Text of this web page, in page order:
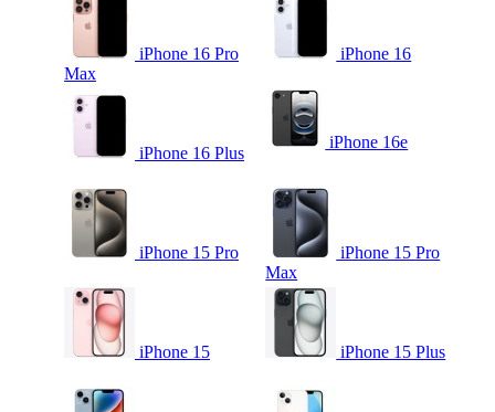
iPhone 16 Pro
Max
iPhone 16
iPhone 16 Plus
iPhone 16e
iPhone 15 Pro
iPhone 15 Pro
Max
iPhone 15 iPhone 15 Plus